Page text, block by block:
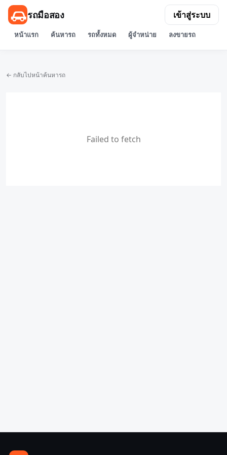
รถมือสอง
หน้าแรก ค้นหารถ รถทั้งหมด ผู้จำหน่าย ลงขายรถ
เข้าสู่ระบบ
← กลับไปหน้าค้นหารถ
Failed to fetch